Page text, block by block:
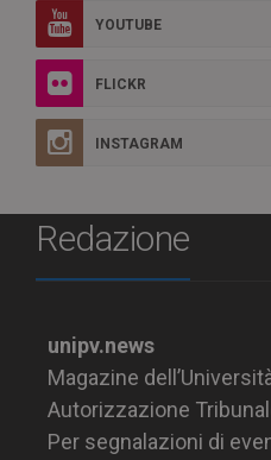
YOUTUBE
FLICKR
INSTAGRAM
Redazione
unipv.news
Magazine
Autorizzazione
Per segnalazioni di